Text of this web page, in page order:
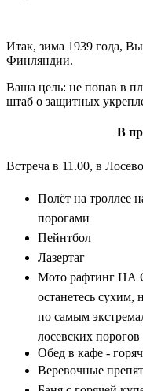
Итак, зима 1939 года,
Финляндии.
Ваша цель: не попав в
штаб о защитных
В
Встреча в 11.00, в Лосево
Полёт на троллее
порогами
Пейнтбол
Лазертаг
Мото рафтинг НА
останетесь сухим,
по самым
лосевских порогов
Обед в кафе -
Веревочные